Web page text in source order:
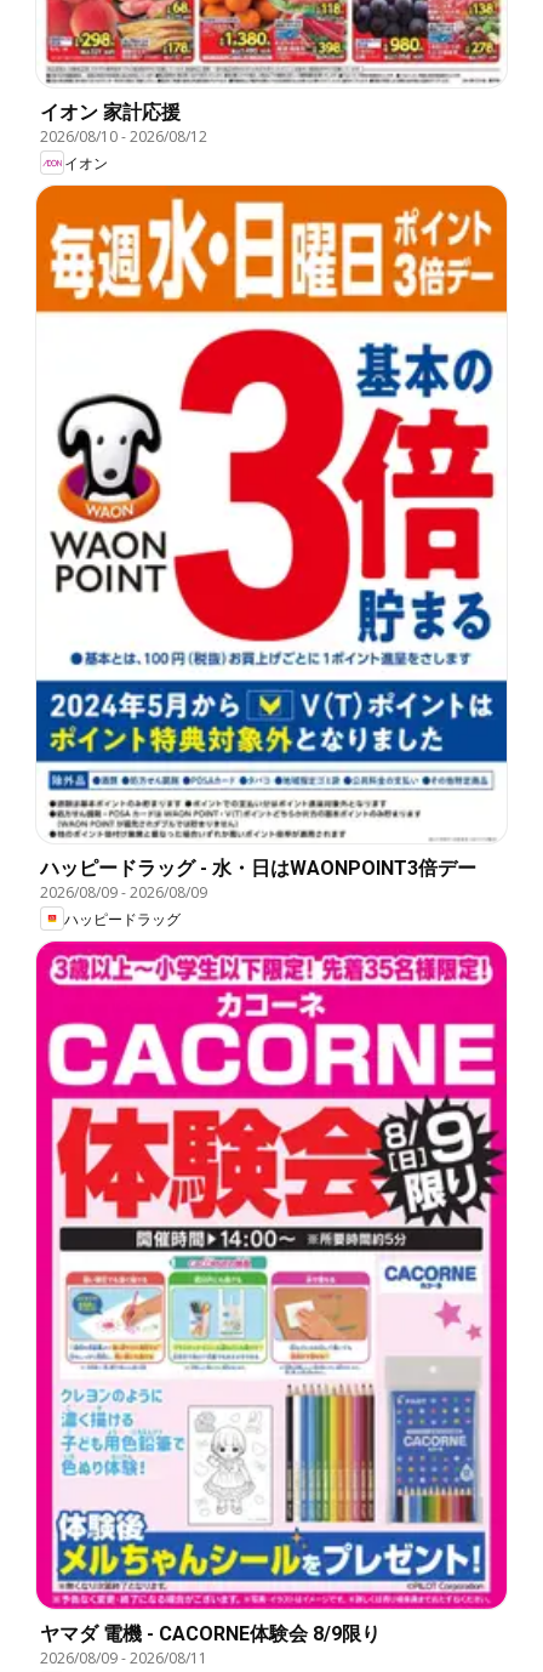
イオン 家計応援
2026/08/10-2026/08/12
イオン
ハッピードラッグ - 水・日はWAONPOINT3倍デー
2026/08/09-2026/08/09
ハッピードラッグ
ヤマダ 電機 - CACORNE体験会 8/9限り
2026/08/09-2026/08/11